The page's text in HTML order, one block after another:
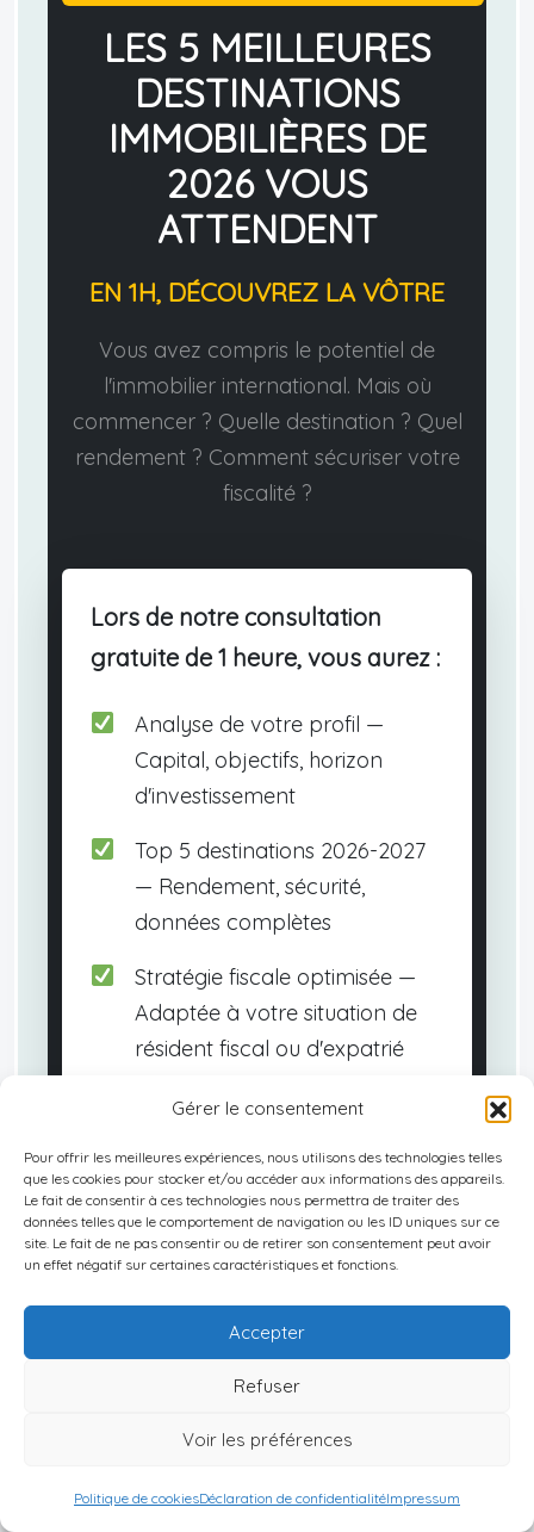
Gérer le consentement
Pour offrir les meilleures expériences, nous utilisons des technologies telles
que les cookies pour stocker et/ou accéder aux informations des appareils.
Le fait de consentir à ces technologies nous permettra de traiter des
données telles que le comportement de navigation ou les ID uniques sur ce
site. Le fait de ne pas consentir ou de retirer son consentement peut avoir
un effet négatif sur certaines caractéristiques et fonctions.
Accepter
Refuser
Voir les préférences
Politique de cookiesDéclaration de confidentialitéImpressum
LES 5 MEILLEURES
DESTINATIONS
IMMOBILIÈRES DE
2026 VOUS
ATTENDENT
EN 1H, DÉCOUVREZ LA VÔTRE
Vous avez compris le potentiel de
l'immobilier international. Mais où
commencer ? Quelle destination ? Quel
rendement ? Comment sécuriser votre
fiscalité ?
Lors de notre consultation
gratuite de 1 heure, vous aurez :
Analyse de votre profil —
Capital, objectifs, horizon
d'investissement
Top 5 destinations 2026-2027
— Rendement, sécurité,
données complètes
Stratégie fiscale optimisée —
Adaptée à votre situation de
résident fiscal ou d'expatrié
Offres exclusives de réseau —
opportunités
Roadmap d'action clé en main
— Dossier, mode financement,
gestion